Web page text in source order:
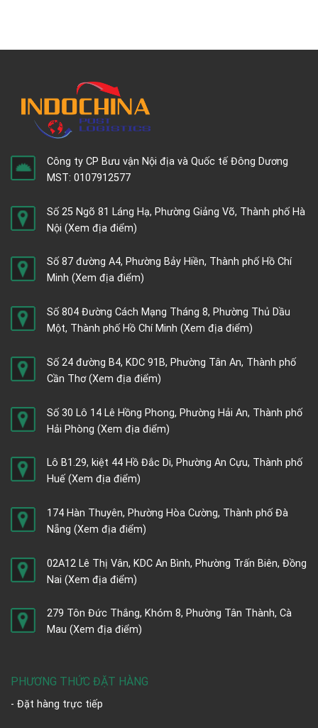
Công ty CP Bưu vận Nội địa và Quốc tế Đông Dương
MST: 0107912577
Số 25 Ngõ 81 Láng Hạ, Phường Giảng Võ, Thành phố Hà
Nội (Xem địa điểm)
Số 87 đường A4, Phường Bảy Hiền, Thành phố Hồ Chí
Minh (Xem địa điểm)
Số 804 Đường Cách Mạng Tháng 8, Phường Thủ Dầu
Một, Thành phố Hồ Chí Minh (Xem địa điểm)
Số 24 đường B4, KDC 91B, Phường Tân An, Thành phố
Cần Thơ(Xem địa điểm)
Số 30 Lô 14 Lê Hồng Phong, Phường Hải An, Thành phố
Hải Phòng (Xem địa điểm)
Lô B1.29, kiệt 44 Hồ Đắc Di, Phường An Cựu, Thành phố
Huế (Xem địa điểm)
174 Hàn Thuyên, Phường Hòa Cường, Thành phố Đà
Nẵng (Xem địa điểm)
02A12 Lê Thị Vân, KDC An Bình, Phường Trấn Biên, Đồng
Nai (Xem địa điểm)
279 Tôn Đức Thắng, Khóm 8, Phường Tân Thành, Cà
Mau (Xem địa điểm)
PHƯƠNG THỨC ĐẶT HÀNG
- Đặt hàng trực tiếp